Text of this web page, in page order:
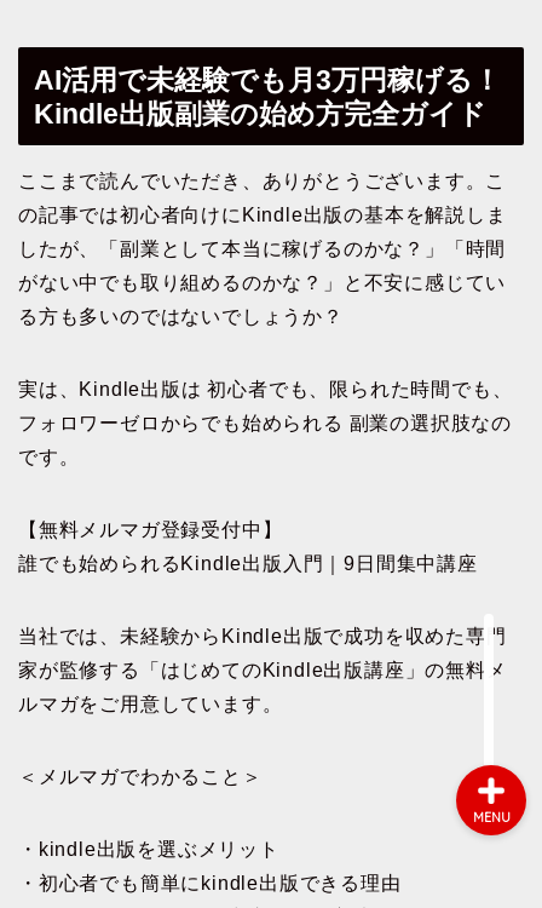
AI活用で未経験でも月3万円稼げる！
Kindle出版副業の始め方完全ガイド
ここまで読んでいただき、ありがとうございます。こ
の記事では初心者向けにKindle出版の基本を解説しま
したが、「副業として本当に稼げるのかな？」「時間
がない中でも取り組めるのかな？」と不安に感じてい
る方も多いのではないでしょうか？
実は、Kindle出版は 初心者でも、限られた時間でも、
フォロワーゼロからでも始められる 副業の選択肢なの
です。
【無料メルマガ登録受付中】
誰でも始められるKindle出版入門｜9日間集中講座
当社では、未経験からKindle出版で成功を収めた専門
家が監修する「はじめてのKindle出版講座」の無料メ
ルマガをご用意しています。
＜メルマガでわかること＞
・kindle出版を選ぶメリット
・初心者でも簡単にkindle出版できる理由
MENU
お問い合わせ